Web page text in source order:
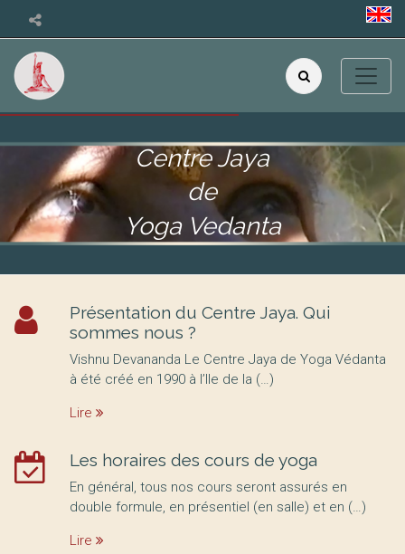
Centre Jaya
de
Yoga Vedanta
Présentation du Centre Jaya. Qui
sommes nous ?
Vishnu Devananda Le Centre Jaya de Yoga Védanta
à été créé en 1990 à l’Ile de la (…)
Lire
Les horaires des cours de yoga
En général, tous nos cours seront assurés en
double formule, en présentiel (en salle) et en (…)
Lire